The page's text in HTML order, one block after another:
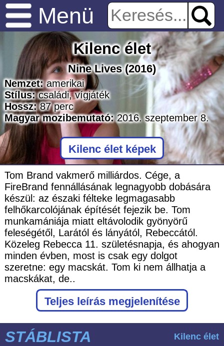
Menü
Kilenc élet
Nine Lives(2016)
Nemzet: amerikai
Stílus: családi,vígjáték
Hossz: 87perc
Magyar mozibemutató:2016. szeptember 8.
Kilenc élet képek
Tom Brand vakmerő milliárdos. Cége, a
FireBrand fennállásának legnagyobb dobására
készül: az északi félteke legmagasabb
felhőkarcolójának építését fejezik be. Tom
munkamániája miatt eltávolodik gyönyörű
feleségétől, Larától és lányától, Rebeccától.
Közeleg Rebecca 11. születésnapja, és ahogyan
minden évben, most is csak egy dolgot
szeretne: egy macskát. Tom ki nem állhatja a
macskákat, de..
Teljes leírás megjelenítése
STÁBLISTA Kilenc élet